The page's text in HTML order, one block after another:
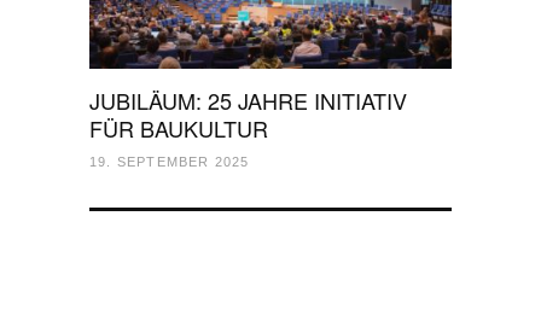
JUBILÄUM: 25 JAHRE INITIATIV
FÜR BAUKULTUR
19. SEPTEMBER 2025